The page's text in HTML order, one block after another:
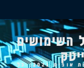
2021: כל השימושים
תוכנות אופיס 2021: כל